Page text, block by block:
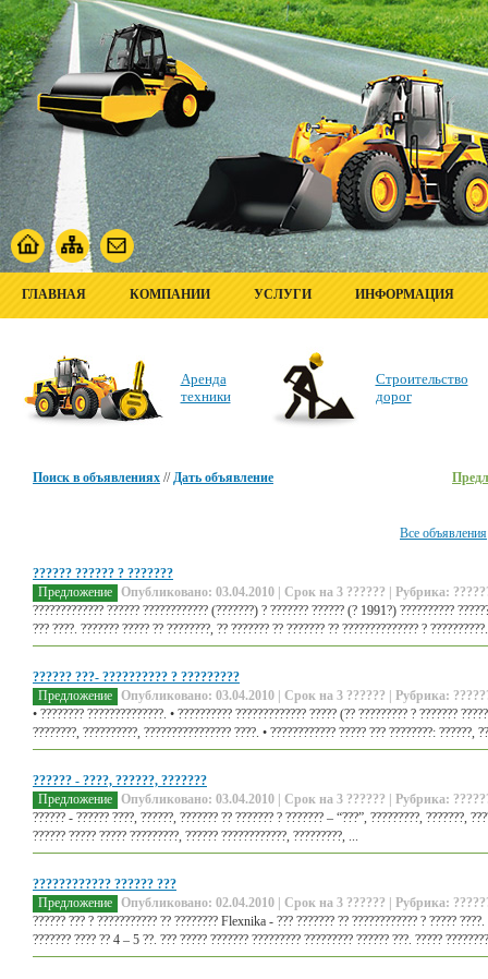
ГЛАВНАЯ КОМПАНИИ УСЛУГИ ИНФОРМАЦИЯ
Аренда
техники
Строительство
дорог
Поиск в объявлениях //Дать объявление
Все объявления
?????? ?????? ? ???????
Предложение Опубликовано: 03.04.2010 | Срок на 3 ?????? | Рубрика:
????????????? ?????? ???????????? (???????) ? ??????? ?????? (? 1991?) ??????????
??? ????. ??????? ????? ?? ????????, ?? ??????? ?? ??????? ?? ?????????????? ?
?????? ???- ?????????? ? ?????????
Предложение Опубликовано: 03.04.2010 | Срок на 3 ?????? | Рубрика:
• ???????? ??????????????. • ?????????? ????????????? ????? (?? ????????? ? ???????
????????, ??????????, ???????????????? ????. • ???????????? ????? ??? ????????: ??????,
?????? - ????, ??????, ???????
Предложение Опубликовано: 03.04.2010 | Срок на 3 ?????? | Рубрика:
?????? - ?????? ????, ??????, ??????? ?? ??????? ? ??????? – “???”, ?????????, ???????,
?????? ????? ????? ?????????, ?????? ????????????, ?????????, ...
???????????? ?????? ???
Предложение Опубликовано: 02.04.2010 | Срок на 3 ?????? | Рубрика:
?????? ??? ? ??????????? ?? ???????? Flexnika - ??? ??????? ?? ???????????? ? ?????
??????? ???? ?? 4 – 5 ??. ??? ????? ??????? ????????? ????????? ?????? ???. ?????